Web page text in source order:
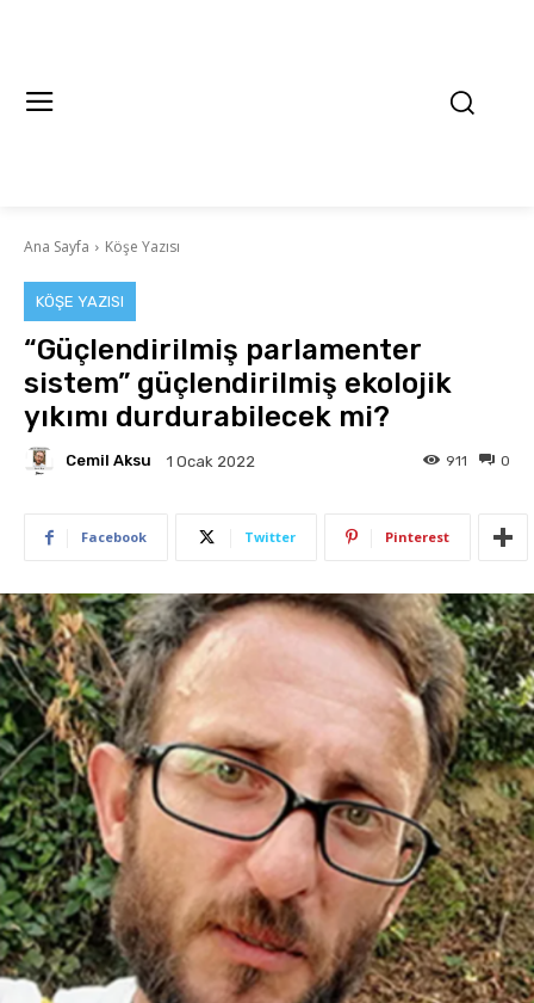
Ana Sayfa Köşe Yazısı
KÖŞE YAZISI
“Güçlendirilmiş parlamenter
sistem” güçlendirilmiş ekolojik
yıkımı durdurabilecek mi?
Cemil Aksu 1 Ocak 2022 0
911
Facebook Twitter Pinterest